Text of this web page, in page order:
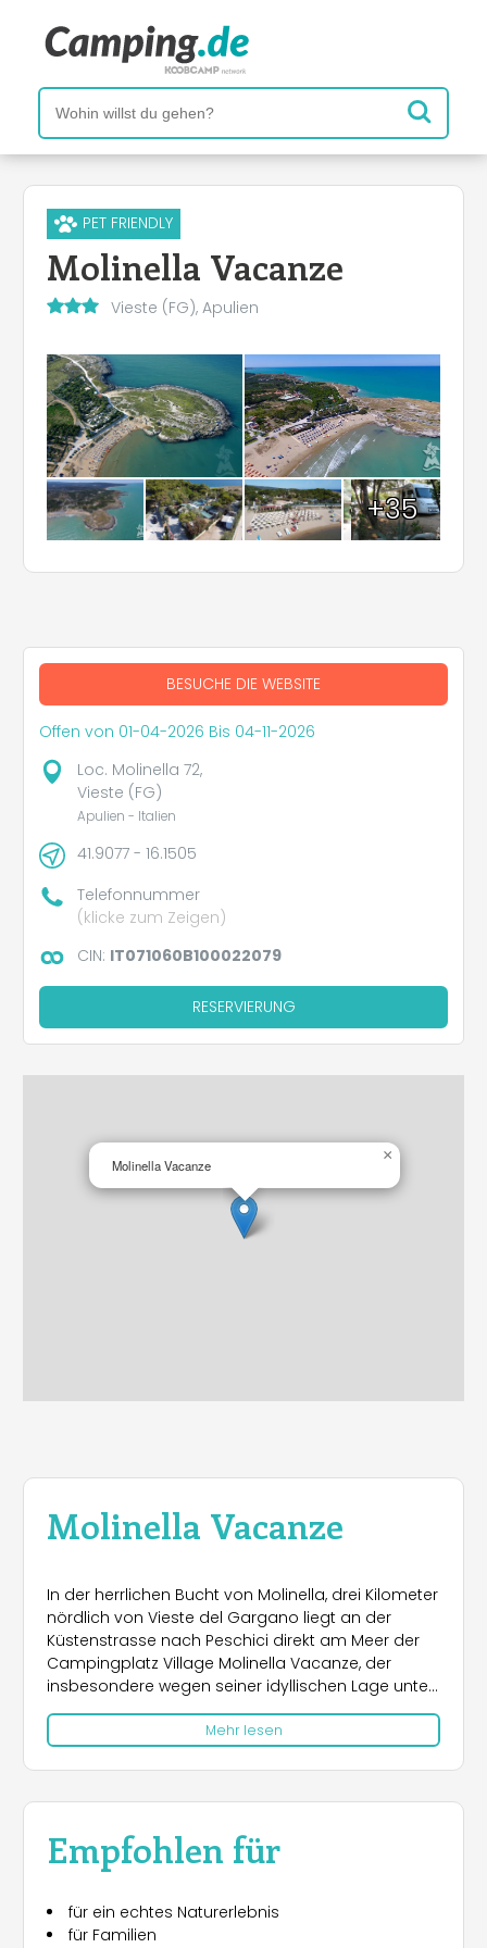
PET FRIENDLY
Molinella Vacanze
Vieste (FG), Apulien
+35
Molinella Vacanze
In der herrlichen Bucht von Molinella, drei Kilometer
nördlich von Vieste del Gargano liegt an der
Küstenstrasse nach Peschici direkt am Meer der
Campingplatz Village Molinella Vacanze, der
insbesondere wegen seiner idyllischen Lage unter
den Feriendörfern Apuliens sehr beliebt ist. Die
Anlage bietet Bungalows, Mobilheime und einen
Campingbereich mit Stellplätzen für Wohnwagen
und Camper sowie für Zelte. Er ist mit einem
Sanitärbereich mit Warmwasser und vielen
Urlaub im Freien ausgestattet. Das Meer, der feine,
goldene Sandstrand und die charakteristische
Strauchgewächsen machen das Gebiet, auf dem
sich dieser herrliche Campingplatz befindet, zu
Mehr lesen
Empfohlen für
für ein echtes Naturerlebnis
für Familien
BESUCHE DIE WEBSITE
Offen von 01-04-2026 Bis 04-11-2026
Loc. Molinella 72,
Vieste (FG)
Apulien - Italien
41.9077 - 16.1505
Telefonnummer
(klicke zum Zeigen)
CIN: IT071060B100022079
RESERVIERUNG
Molinella Vacanze
×